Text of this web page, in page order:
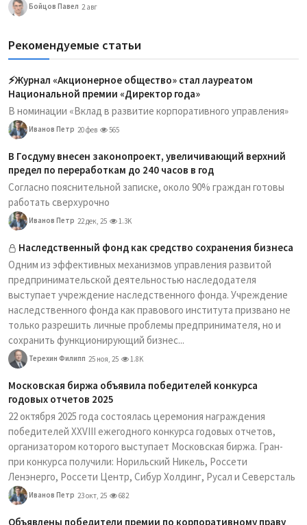
Бойцов Павел 2 авг
Рекомендуемые статьи
⚡️Журнал «Акционерное общество» стал лауреатом
Национальной премии «Директор года»
В номинации «Вклад в развитие корпоративного управления»
Иванов Петр 20 фев 565
В Госдуму внесен законопроект, увеличивающий верхний
предел по переработкам до 240 часов в год
Согласно пояснительной записке, около 90% граждан готовы
работать сверхурочно
Иванов Петр 22 дек, 25 1.3K
Наследственный фонд как средство сохранения бизнеса
Одним из эффективных механизмов управления развитой
предпринимательской деятельностью наследодателя
выступает учреждение наследственного фонда. Учреждение
наследственного фонда как правового института призвано не
только разрешить личные проблемы предпринимателя, но и
сохранить функционирующий бизнес...
Терехин Филипп 25 ноя, 25 1.8K
Московская биржа объявила победителей конкурса
годовых отчетов 2025
22 октября 2025 года состоялась церемония награждения
победителей XXVIII ежегодного конкурса годовых отчетов,
организатором которого выступает Московская биржа. Гран-
при конкурса получили: Норильский Никель, Россети
Ленэнерго, Россети Центр, Сибур Холдинг, Русал и Северсталь
Иванов Петр 23 окт, 25 682
Объявлены победители премии по корпоративному праву